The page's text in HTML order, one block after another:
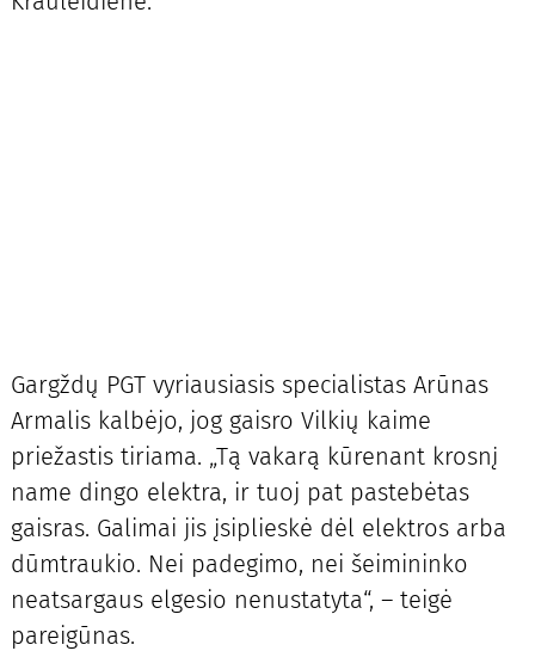
Gargždų PGT vyriausiasis specialistas Arūnas
Armalis kalbėjo, jog gaisro Vilkių kaime
priežastis tiriama. „Tą vakarą kūrenant krosnį
name dingo elektra, ir tuoj pat pastebėtas
gaisras. Galimai jis įsiplieskė dėl elektros arba
dūmtraukio. Nei padegimo, nei šeimininko
neatsargaus elgesio nenustatyta“, – teigė
pareigūnas.